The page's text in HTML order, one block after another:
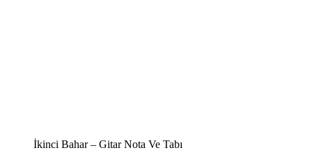
İkinci Bahar – Gitar Nota Ve Tabı